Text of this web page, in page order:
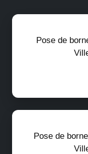
Pose de
Pose de